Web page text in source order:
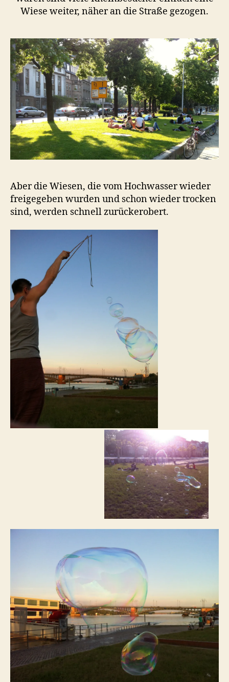
Wiese weiter, näher an die Straße gezogen.
Aber die Wiesen, die vom Hochwasser wieder
freigegeben wurden und schon wieder trocken
sind, werden schnell zurückerobert.